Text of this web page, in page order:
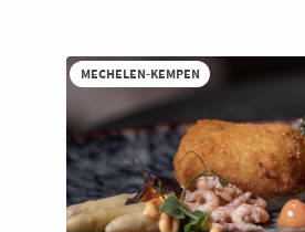
MECHELEN-KEMPEN